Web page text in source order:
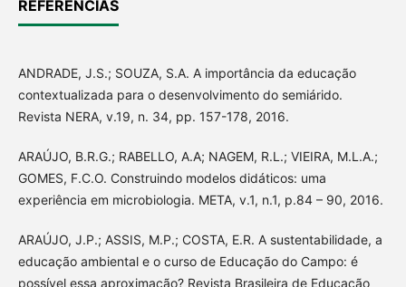
REFERÊNCIAS
ANDRADE, J.S.; SOUZA, S.A. A importância da educação
contextualizada para o desenvolvimento do semiárido.
Revista NERA, v.19, n. 34, pp. 157-178, 2016.
ARAÚJO, B.R.G.; RABELLO, A.A; NAGEM, R.L.; VIEIRA, M.L.A.;
GOMES, F.C.O. Construindo modelos didáticos: uma
experiência em microbiologia. META, v.1, n.1, p.84 – 90, 2016.
ARAÚJO, J.P.; ASSIS, M.P.; COSTA, E.R. A sustentabilidade, a
educação ambiental e o curso de Educação do Campo: é
possível essa aproximação? Revista Brasileira de Educação